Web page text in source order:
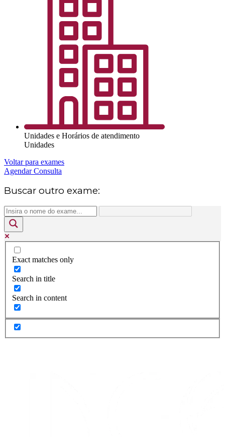
Unidades e Horários de atendimento
Unidades
Voltar para exames
Agendar Consulta
Buscar outro exame:
Exact matches only
Search in title
Search in content